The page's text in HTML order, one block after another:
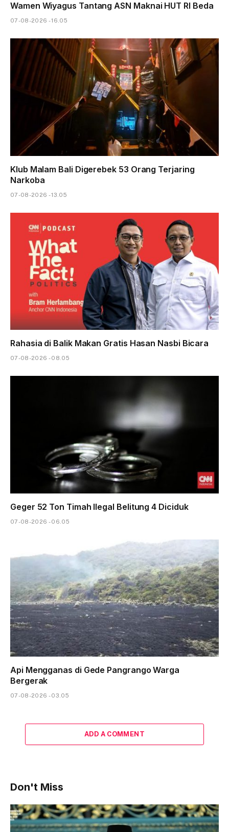
Wamen Wiyagus Tantang ASN Maknai HUT RI Beda
07-08-2026 - 16.05
Klub Malam Bali Digerebek 53 Orang Terjaring
Narkoba
07-08-2026 - 13.05
Rahasia di Balik Makan Gratis Hasan Nasbi Bicara
07-08-2026 - 08.05
Geger 52 Ton Timah Ilegal Belitung 4 Diciduk
07-08-2026 - 06.05
Api Mengganas di Gede Pangrango Warga
Bergerak
07-08-2026 - 03.05
ADD A COMMENT
Don't Miss